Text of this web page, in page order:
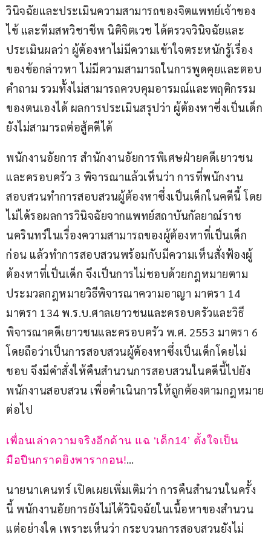
วินิจฉัยและประเมินความสามารถของจิตแพทย์เจ้าของ
ไข้ และทีมสหวิชาชีพ นิติจิตเวช ได้ตรวจวินิจฉัยและ
ประเมินผลว่า ผู้ต้องหาไม่มีความเข้าใจตระหนักรู้เรื่อง
ของข้อกล่าวหา ไม่มีความสามารถในการพูดคุยและตอบ
คำถาม รวมทั้งไม่สามารถควบคุมอารมณ์และพฤติกรรม
ของตนเองได้ ผลการประเมินสรุปว่า ผู้ต้องหาซึ่งเป็นเด็ก
ยังไม่สามารถต่อสู้คดีได้
พนักงานอัยการ สำนักงานอัยการพิเศษฝ่ายคดีเยาวชน
และครอบครัว 3 พิจารณาแล้วเห็นว่า การที่พนักงาน
สอบสวนทำการสอบสวนผู้ต้องหาซึ่งเป็นเด็กในคดีนี้ โดย
ไม่ได้รอผลการวินิจฉัยจากแพทย์สถาบันกัลยาณ์ราช
นครินทร์ในเรื่องความสามารถของผู้ต้องหาที่เป็นเด็ก
ก่อน แล้วทำการสอบสวนพร้อมกับมีความเห็นสั่งฟ้องผู้
ต้องหาที่เป็นเด็ก จึงเป็นการไม่ชอบด้วยกฎหมายตาม
ประมวลกฎหมายวิธีพิจารณาความอาญา มาตรา 14
มาตรา 134 พ.ร.บ.ศาลเยาวชนและครอบครัวและวิธี
พิจารณาคดีเยาวชนและครอบครัว พ.ศ. 2553 มาตรา 6
โดยถือว่าเป็นการสอบสวนผู้ต้องหาซึ่งเป็นเด็กโดยไม่
ชอบ จึงมีคำสั่งให้คืนสำนวนการสอบสวนในคดีนี้ไปยัง
พนักงานสอบสวน เพื่อดำเนินการให้ถูกต้องตามกฎหมาย
ต่อไป
เพื่อนเล่าความจริงอีกด้าน แฉ ‘เด็ก14’ ตั้งใจเป็น
มือปืนกราดยิงพารากอน!…
นายนาเคนทร์ เปิดเผยเพิ่มเติมว่า การคืนสำนวนในครั้ง
นี้ พนักงานอัยการยังไม่ได้วินิจฉัยในเนื้อหาของสำนวน
แต่อย่างใด เพราะเห็นว่า กระบวนการสอบสวนยังไม่